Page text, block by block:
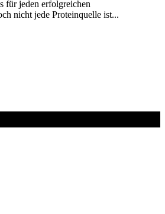
für jeden erfolgreichen
nicht jede Proteinquelle ist...